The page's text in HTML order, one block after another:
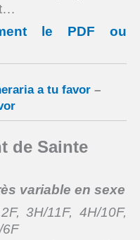
le PDF ou
a tu favor –
de Sainte
variable en sexe
3H/11F, 4H/10F,
6F